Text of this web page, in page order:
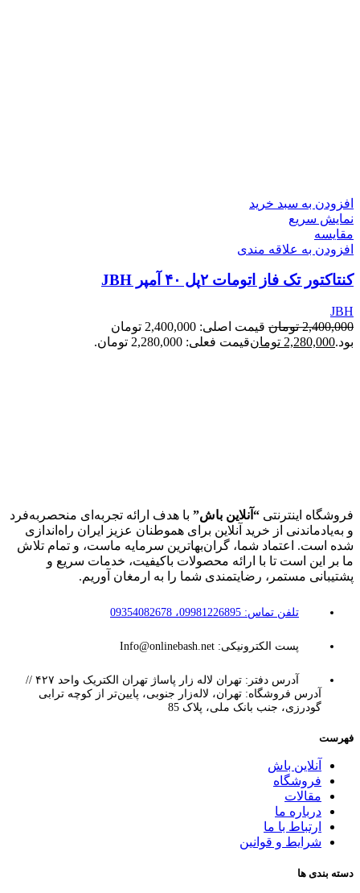
افزودن به سبد خرید
نمایش سریع
مقايسه
افزودن به علاقه مندی
کنتاکتور تک فاز اتومات ۲پل ۴۰ آمپر JBH
JBH
2,400,000 تومان
قیمت اصلی: 2,400,000 تومان
بود.2,280,000 تومانقیمت فعلی: 2,280,000 تومان.
فروشگاه اینترنتی “آنلاین باش” با هدف ارائه تجربه‌ای منحصربه‌فرد
و به‌یادماندنی از خرید آنلاین برای هموطنان عزیز ایران راه‌اندازی
شده است. اعتماد شما، گران‌بهاترین سرمایه ماست، و تمام تلاش
ما بر این است تا با ارائه محصولات باکیفیت، خدمات سریع و
پشتیبانی مستمر، رضایتمندی شما را به ارمغان آوریم.
تلفن تماس: 09981226895، 09354082678
پست الکترونیکی: Info@onlinebash.net
آدرس دفتر: تهران لاله زار پاساژ تهران الکتریک واحد ۴۲۷ //
آدرس فروشگاه: تهران، لاله‌زار جنوبی، پایین‌تر از کوچه ترابی
گودرزی، جنب بانک ملی، پلاک 85
فهرست
آنلاین باش
فروشگاه
مقالات
درباره ما
ارتباط با ما
شرایط و قوانین
دسته بندی ها